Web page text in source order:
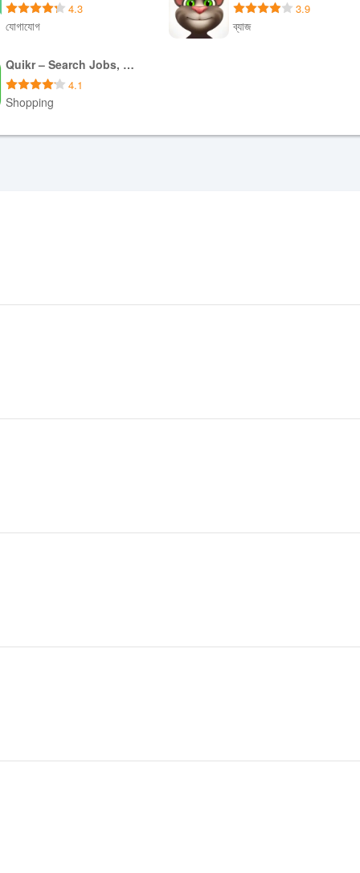
4.3
যোগাযোগ
ডাউনলোড করুন APK
3.9
ব্যাজ
Quikr – Search Jobs, Mobiles,
4.1
Shopping
ডাউনলোড করুন XAPK